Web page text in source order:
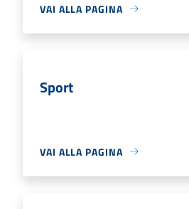
VAI ALLA PAGINA
Sport
VAI ALLA PAGINA